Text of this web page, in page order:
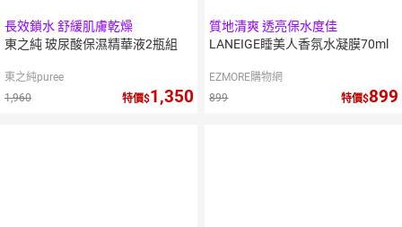
長效鎖水 舒緩肌膚乾燥
東之純 玻尿酸保濕精華液2瓶組
東之純puree
1,960
特價 1,350
質地清爽 透亮保水度佳
LANEIGE睡美人香氛水凝膜70ml
EZMORE購物網
899
特價 899